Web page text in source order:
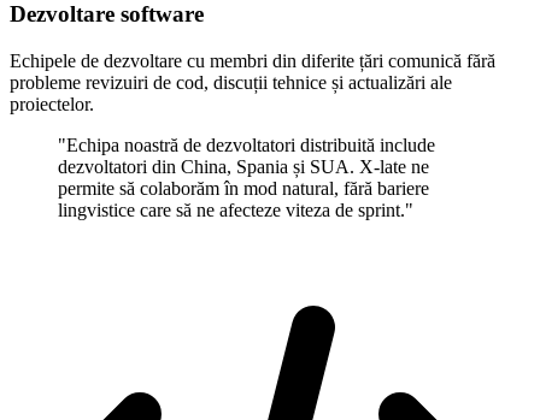
Dezvoltare software
Echipele de dezvoltare cu membri din diferite țări comunică fără
probleme revizuiri de cod, discuții tehnice și actualizări ale
proiectelor.
"Echipa noastră de dezvoltatori distribuită include
dezvoltatori din China, Spania și SUA. X-late ne
permite să colaborăm în mod natural, fără bariere
lingvistice care să ne afecteze viteza de sprint."